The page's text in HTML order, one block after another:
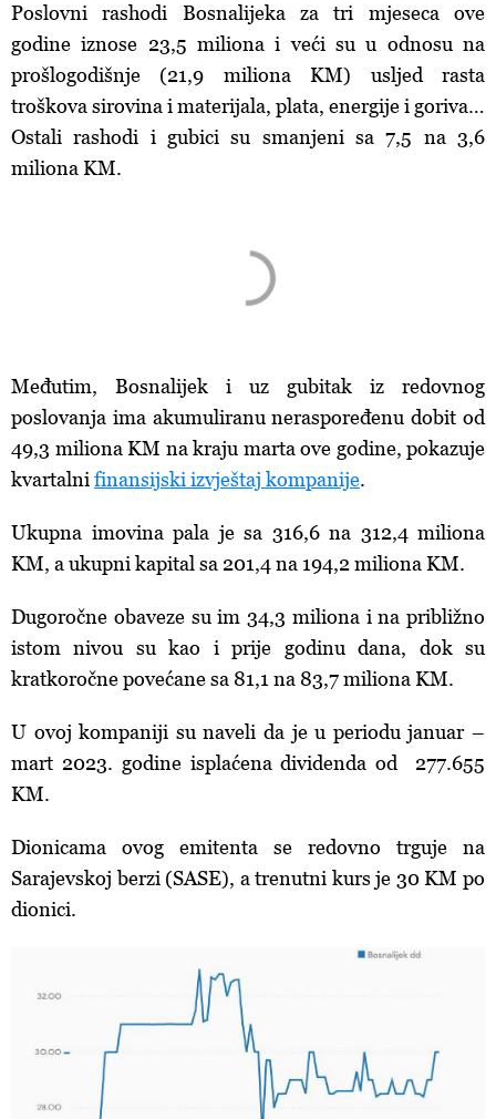
Poslovni rashodi Bosnalijeka za tri mjeseca ove
godine iznose 23,5 miliona i veći su u odnosu na
prošlogodišnje (21,9 miliona KM) usljed rasta
troškova sirovina i materijala, plata, energije i goriva…
Ostali rashodi i gubici su smanjeni sa 7,5 na 3,6
miliona KM.
Međutim, Bosnalijek i uz gubitak iz redovnog
poslovanja ima akumuliranu neraspoređenu dobit od
49,3 miliona KM na kraju marta ove godine, pokazuje
kvartalni finansijski izvještaj kompanije.
Ukupna imovina pala je sa 316,6 na 312,4 miliona
KM, a ukupni kapital sa 201,4 na 194,2 miliona KM.
Dugoročne obaveze su im 34,3 miliona i na približno
istom nivou su kao i prije godinu dana, dok su
kratkoročne povećane sa 81,1 na 83,7 miliona KM.
U ovoj kompaniji su naveli da je u periodu januar –
mart 2023. godine isplaćena dividenda od 277.655
KM.
Dionicama ovog emitenta se redovno trguje na
Sarajevskoj berzi (SASE), a trenutni kurs je 30 KM po
dionici.